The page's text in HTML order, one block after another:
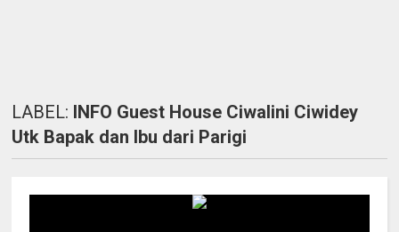
LABEL: INFO Guest House Ciwalini Ciwidey
Utk Bapak dan Ibu dari Parigi